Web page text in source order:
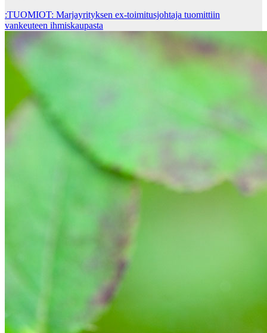
:TUOMIOT: Marjayrityksen ex-toimitusjohtaja tuomittiin
vankeuteen ihmiskaupasta